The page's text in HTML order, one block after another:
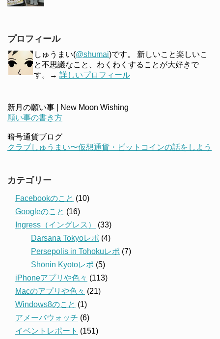
プロフィール
しゅうまい(@shumai)です。 新しいこと楽しいこ
と不思議なこと、わくわくすることが大好きで
す。→ 詳しいプロフィール
新月の願い事 | New Moon Wishing
願い事の書き方
暗号通貨ブログ
クラブしゅうまい〜仮想通貨・ビットコインの話をしよう
カテゴリー
Facebookのこと (10)
Googleのこと (16)
Ingress（イングレス）
(33)
Darsana Tokyoレポ (4)
Persepolis in Tohokuレポ (7)
Shōnin Kyotoレポ (5)
iPhoneアプリや色々 (113)
Macのアプリや色々 (21)
Windows8のこと (1)
アメーバウォッチ (6)
イベントレポート (151)